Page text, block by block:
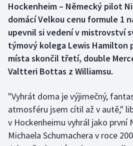
Box
Curling
Dostihy
Florbal
Golf
Hockenheim – Německý pilot
domácí Velkou cenu formule 1
upevnil si vedení v mistrovství
týmový kolega Lewis Hamilton
místa skončil třetí, double
Valtteri Bottas z Williamsu.
"Vyhrát doma je výjimečný,
atmosféru jsem cítil až v autě,"
v Hockenheimu vyhrál jako první
Michaela Schumachera v roce